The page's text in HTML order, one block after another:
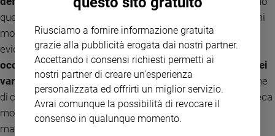
queste, non si capisce quali mai sarebbero le altre questioni
morali, sulle quali il papa dovrebbe intervenire. Si pensa
evidentemente cheil magistero della Chiesa dovrebbe
occuparsi delle questioni dell’aborto, dell’eutanasia e dei
vari problemi della bioetica, limitandosi alle problematiche
di carattere individuale e lasciando libero da qualsiasi ipoteca
morale il campo della vita sociale e della politica. Ci
mancherebbe altro, vien da dire, che il Papa intendesse lui
Riusciamo a fornire informazione gratuita
grazie alla pubblicità erogata dai nostri partner.
Accettando i consensi richiesti permetti ai
nostri partner di creare un'esperienza
personalizzata ed offrirti un miglior servizio.
Avrai comunque la possibilità di revocare il
consenso in qualunque momento.